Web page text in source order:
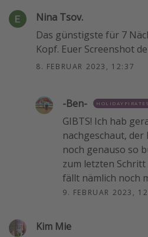
Nina Tsov.
Das günstigste für 7
Kopf. Euer Screenshot
8. FEBRUAR 2023, 12:37
-Ben-
GIBTS! Ich hab
nachgeschaut,
noch genauso so
zum letzten
fällt nämlich noch
9. FEBRUAR 2023,
Kim Mie